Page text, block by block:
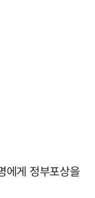
에게 정부포상을